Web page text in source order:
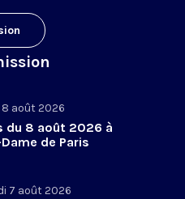
8 août 2026
du 8 août 2026 à
de Paris
7 août 2026